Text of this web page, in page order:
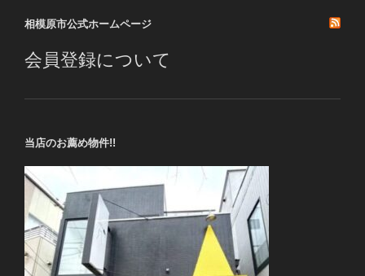
ン
相模原市公式ホームページ
会員登録について
当店のお薦め物件!!